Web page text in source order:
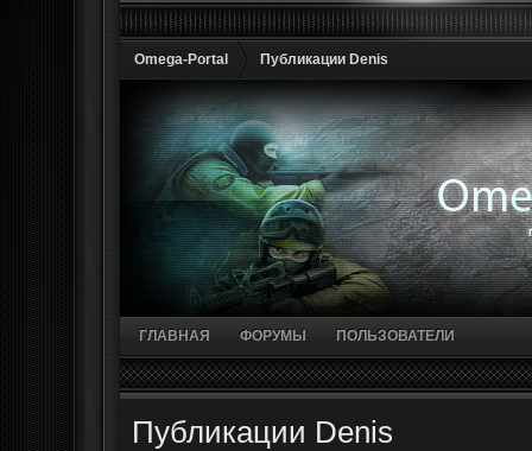
Omega-Portal Публикации Denis
ГЛАВНАЯ ФОРУМЫ ПОЛЬЗОВАТЕЛИ
Публикации Denis